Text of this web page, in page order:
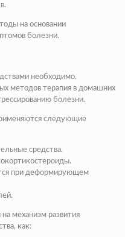
на основании
болезни.
необходимо.
методов терапия в домашних
болезни.
следующие
средства.
при деформирующем
механизм развития
как: